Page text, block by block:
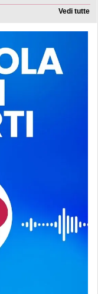
Vedi tutte